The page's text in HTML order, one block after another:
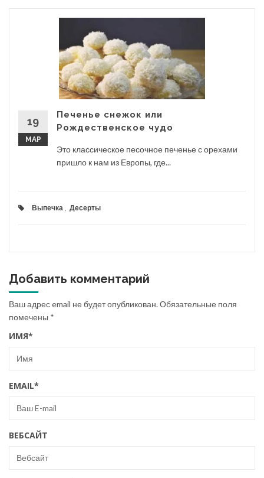
19
МАР
Печенье снежок или
Рождественское чудо
Это классическое песочное печенье с орехами
пришло к нам из Европы, где...
Выпечка Десерты
Добавить комментарий
Ваш адрес email не будет опубликован.Обязательные поля
помечены *
ИМЯ*
EMAIL*
ВЕБСАЙТ